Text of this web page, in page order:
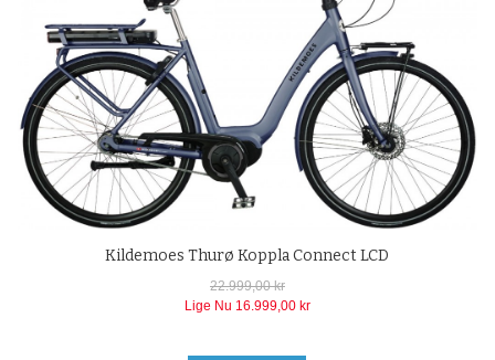
Kildemoes Thurø Koppla Connect LCD
22.999,00 kr
Lige Nu 16.999,00 kr